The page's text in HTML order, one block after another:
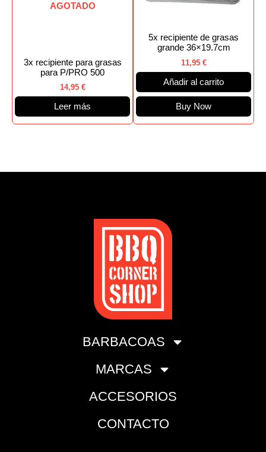
AGOTADO
3x recipiente para grasas
para P/PRO 500
14,95 €
Leer más
5x recipiente de grasas
grande 36×19.7cm
11,95 €
Añadir al carrito
Buy Now
BARBACOAS
MARCAS
ACCESORIOS
CONTACTO